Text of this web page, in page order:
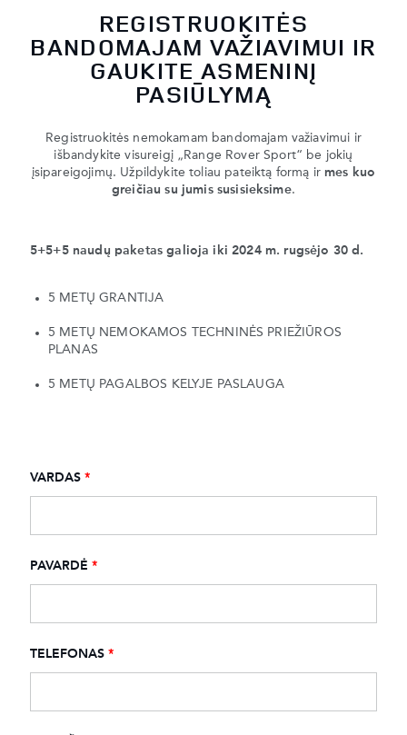
REGISTRUOKITĖS
BANDOMAJAM VAŽIAVIMUI IR
GAUKITE ASMENINĮ
PASIŪLYMĄ
Registruokitės nemokamam bandomajam važiavimui ir
išbandykite visureigį „Range Rover Sport“ be jokių
įsipareigojimų. Užpildykite toliau pateiktą formą ir mes kuo
greičiau su jumis susisieksime.
5+5+5 naudų paketas galioja iki 2024 m. rugsėjo 30 d.
5 METŲ GRANTIJA
5 METŲ NEMOKAMOS TECHNINĖS PRIEŽIŪROS
PLANAS
5 METŲ PAGALBOS KELYJE PASLAUGA
VARDAS *
PAVARDĖ *
TELEFONAS *